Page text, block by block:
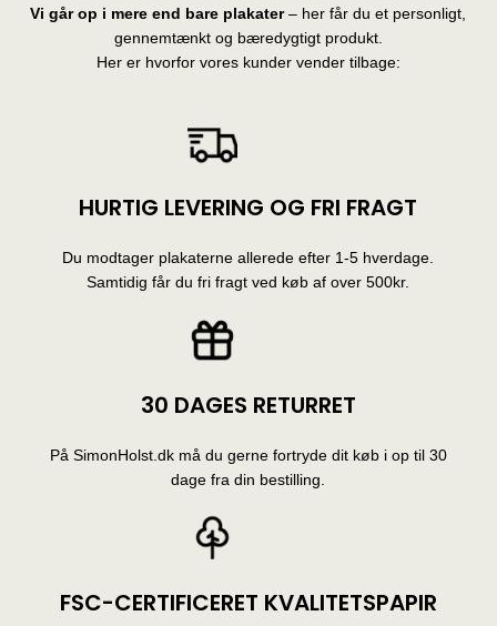
Vi går op i mere end bare plakater– her får du et personligt,
gennemtænkt og bæredygtigt produkt.
Her er hvorfor vores kunder vender tilbage:
HURTIG LEVERING OG FRI FRAGT
Du modtager plakaterne allerede efter 1-5 hverdage.
Samtidig får du fri fragt ved køb af over 500kr.
30 DAGES RETURRET
På SimonHolst.dk må du gerne fortryde dit køb i op til 30
dage fra din bestilling.
FSC-CERTIFICERET KVALITETSPAPIR